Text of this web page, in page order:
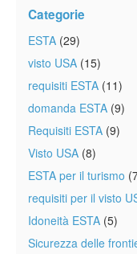
Categorie
ESTA (29)
visto USA (15)
requisiti ESTA (11)
domanda ESTA (9)
Requisiti ESTA (9)
Visto USA (8)
ESTA per il turismo
requisiti per il visto
Idoneità ESTA (5)
Sicurezza delle